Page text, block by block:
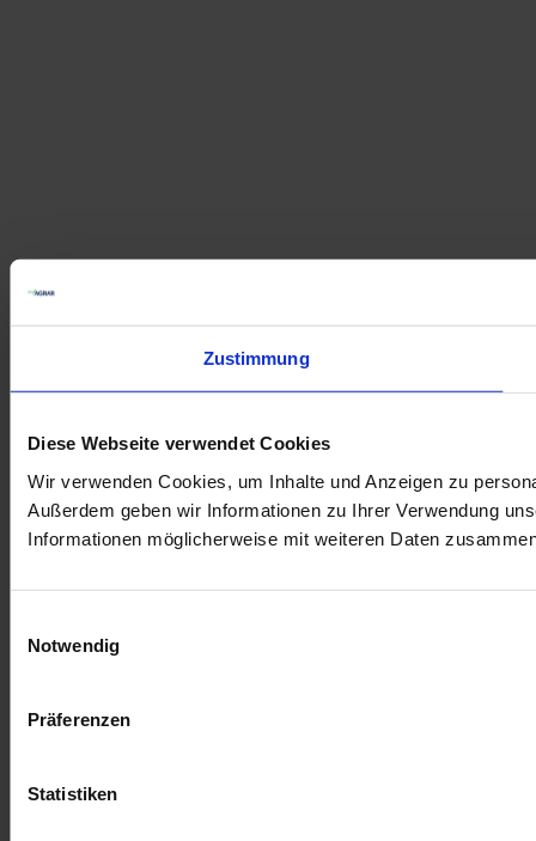
Zustimmung
Diese Webseite verwendet Cookies
Wir verwenden Cookies, um Inhalte und Anzeigen zu
Außerdem geben wir Informationen zu Ihrer Verwendung
Informationen möglicherweise mit weiteren Daten
Notwendig
Präferenzen
Statistiken